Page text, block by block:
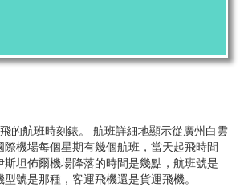
的航班時刻錶。 航班詳細地顯示從廣州白雲
機場每個星期有幾個航班，當天起飛時間
坦佈爾機場降落的時間是幾點，航班號是
號是那種，客運飛機還是貨運飛機。